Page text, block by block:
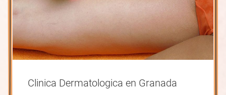
Clinica Dermatologica en Granada